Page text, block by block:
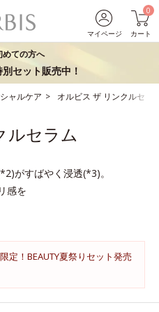
マイページ
0
カート
めての方へ
セット販売中！
ャルケア オルビス ザ リンクルセラ
ルセラム
がすばやく浸透(*3)。
感を
定！BEAUTY夏祭りセット発売